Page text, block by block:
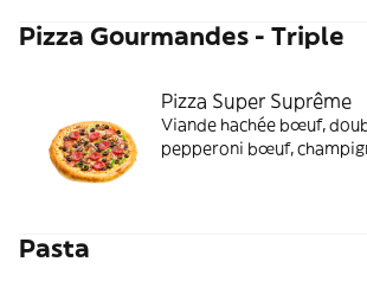
Pizza Gourmandes - Triple
Pizza Super Suprême
Viande hachée bœuf,
pepperoni bœuf,
Pasta